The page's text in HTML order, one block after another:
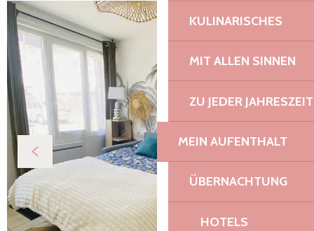
KULINARISCHES
MIT ALLEN SINNEN
ZU JEDER JAHRESZEIT
MEIN AUFENTHALT
ÜBERNACHTUNG
HOTELS